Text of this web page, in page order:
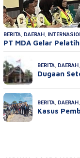
BERITA DAERAH
PT MDA Gelar
BERITA DAERAH
Dugaan
BERITA DAERAH
Kasus